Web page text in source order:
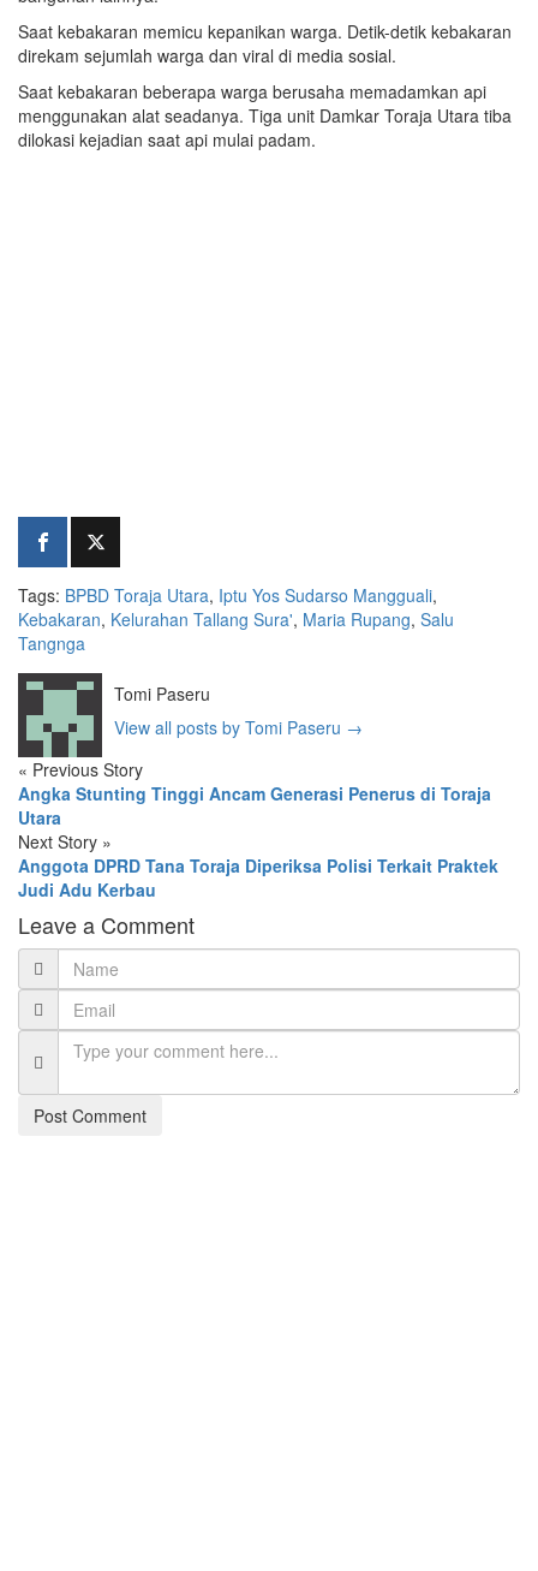
Saat kebakaran memicu kepanikan warga. Detik-detik kebakaran
direkam sejumlah warga dan viral di media sosial.
Saat kebakaran beberapa warga berusaha memadamkan api
menggunakan alat seadanya. Tiga unit Damkar Toraja Utara tiba
dilokasi kejadian saat api mulai padam.
Tags: BPBD Toraja Utara, Iptu Yos Sudarso Mangguali,
Kebakaran, Kelurahan Tallang Sura', Maria Rupang, Salu
Tangnga
Tomi Paseru
View all posts by Tomi Paseru →
« Previous Story
Angka Stunting Tinggi Ancam Generasi Penerus di Toraja
Utara
Next Story »
Anggota DPRD Tana Toraja Diperiksa Polisi Terkait Praktek
Judi Adu Kerbau
Leave a Comment